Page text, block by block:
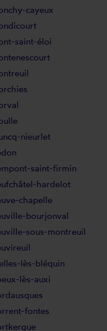
cayeux
saint-éloi
nieurlet
saint-firmin
hardelot
chapelle
bourjonval
sous-montreuil
lès-bléquin
lès-auxi
fontes